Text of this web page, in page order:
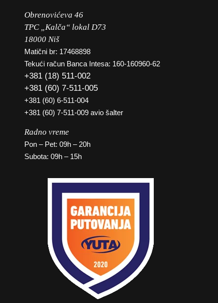
Obrenovićeva 46
TPC „Kalča“ lokal D73
18000 Niš
Matični br: 17468898
Tekući račun Banca Intesa: 160-160960-62
+381 (18) 511-002
+381 (60) 7-511-005
+381 (60) 6-511-004
+381 (60) 7-511-009 avio šalter
Radno vreme
Pon – Pet: 09h – 20h
Subota: 09h – 15h